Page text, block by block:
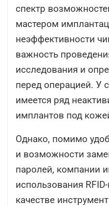
спектр
мастером
неэффективности
важность
исследования и
перед операцией. У
имеется ряд
имплантов под
Однако, помимо
и возможности
паролей, компании
использования
качестве